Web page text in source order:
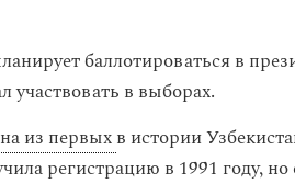
баллотироваться в
участвовать в выборах.
из первыхв истории
регистрацию в 1991 году, но